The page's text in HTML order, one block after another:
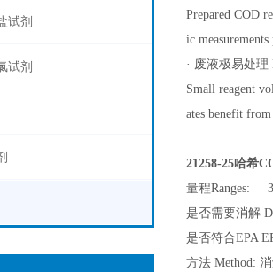
试剂
试剂
Prepared COD
ic
· 废液极易处理
Small reagent
ates benefit
21258-25哈希
量程Ranges:
是否需要消解
是否符合EPA
方法 Method: